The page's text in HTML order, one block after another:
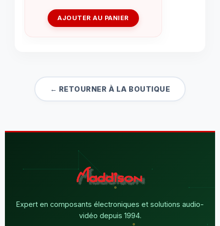
AJOUTER AU PANIER
← RETOURNER À LA BOUTIQUE
Expert en composants électroniques et solutions audio-
vidéo depuis 1994.